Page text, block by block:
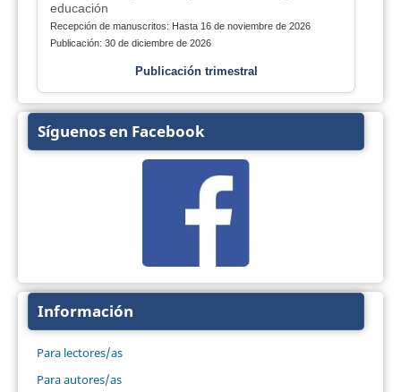
educación
Recepción de manuscritos: Hasta 16 de noviembre de 2026
Publicación: 30 de diciembre de 2026
Publicación trimestral
Síguenos en Facebook
Información
Para lectores/as
Para autores/as